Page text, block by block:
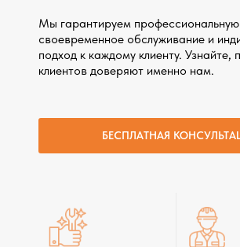
Мы гарантируем профессиональную
своевременное обслуживание и
подход к каждому клиенту. Узнайте,
клиентов доверяют именно нам.
БЕСПЛАТНАЯ